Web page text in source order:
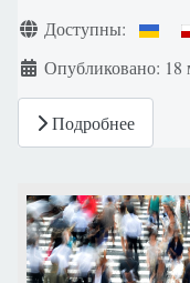
Информация о
Доступны:
Опубликовано: 18
Подробнее